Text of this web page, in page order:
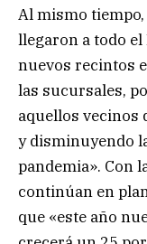
Al mismo
llegaron a todo
nuevos recintos
las sucursales,
aquellos vecinos
y disminuyendo
pandemia». Con
continúan en
que «este año